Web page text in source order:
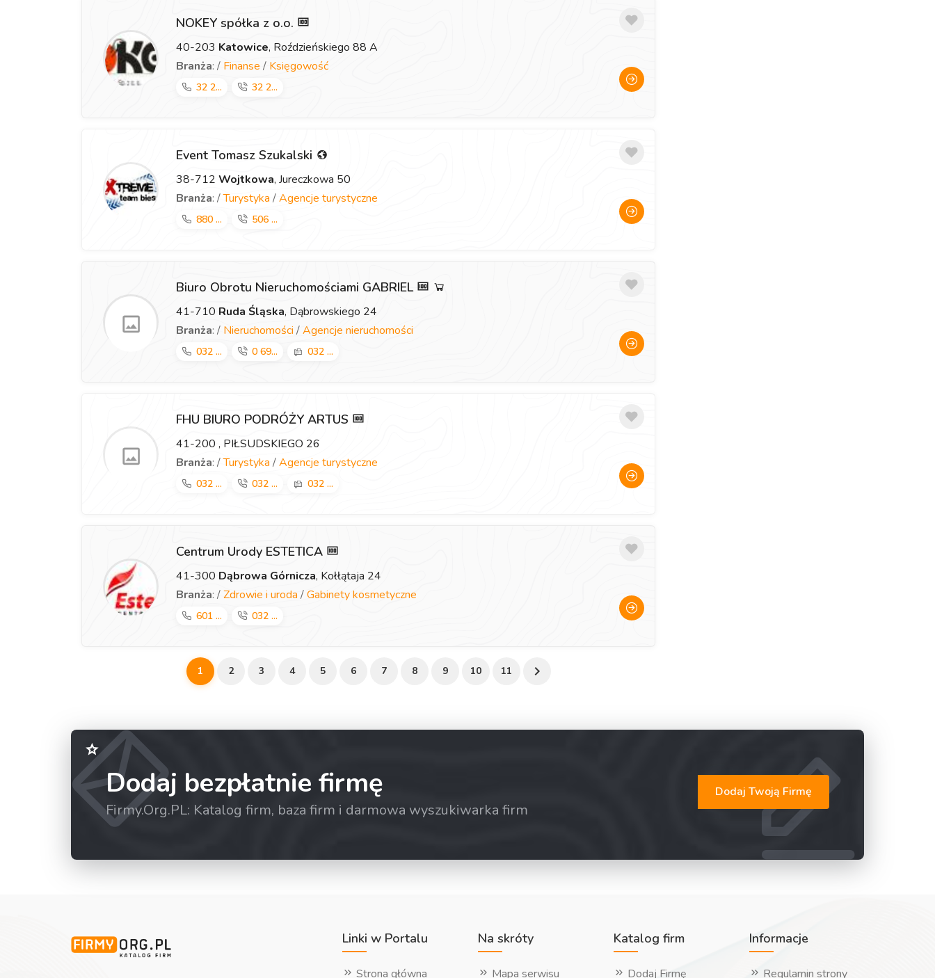
NOKEY spółka z o.o.
40-203 Katowice, Roździeńskiego 88 A
Branża: / Finanse / Księgowość
32 2... 32 2...
Event Tomasz Szukalski
38-712 Wojtkowa, Jureczkowa 50
Branża: /Turystyka /Agencje turystyczne
880 ... 506 ...
Biuro Obrotu Nieruchomościami GABRIEL
41-710 Ruda Śląska, Dąbrowskiego 24
Branża: / Nieruchomości /Agencje nieruchomości
032 ... 0 69... 032 ...
FHU BIURO PODRÓŻY ARTUS
41-200 , PIŁSUDSKIEGO 26
Branża: /Turystyka /Agencje turystyczne
032 ... 032 ... 032 ...
Centrum Urody ESTETICA
41-300 Dąbrowa Górnicza, Kołłątaja 24
Branża: /Zdrowie i uroda /Gabinety kosmetyczne
601 ... 032 ...
1 2 3 4 5 6 7 8 9 10 11
Dodaj bezpłatnie firmę
Firmy.Org.PL: Katalog firm, baza firm i darmowa wyszukiwarka firm
Dodaj Twoją Firmę
Linki w Portalu
Strona główna
Na skróty
Mapa serwisu
Katalog firm
Dodaj Firmę
Informacje
Regulamin strony